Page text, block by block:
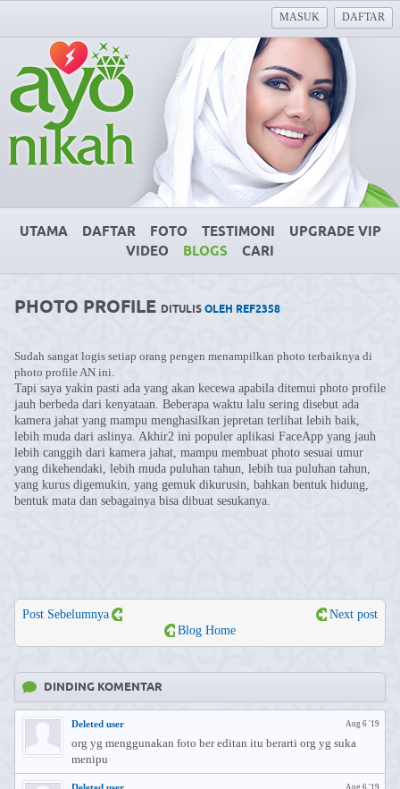
MASUK DAFTAR
UTAMA DAFTAR FOTO TESTIMONI
UPGRADE VIP
VIDEO
BLOGS CARI
PHOTO PROFILE DITULISOLEH REF2358
Sudah sangat logis setiap orang pengen menampilkan photo terbaiknya di
photo profile AN ini.
Tapi saya yakin pasti ada yang akan kecewa apabila ditemui photo profile
jauh berbeda dari kenyataan. Beberapa waktu lalu sering disebut ada
kamera jahat yang mampu menghasilkan jepretan terlihat lebih baik,
lebih muda dari aslinya. Akhir2 ini populer aplikasi FaceApp yang jauh
lebih canggih dari kamera jahat, mampu membuat photo sesuai umur
yang dikehendaki, lebih muda puluhan tahun, lebih tua puluhan tahun,
yang kurus digemukin, yang gemuk dikurusin, bahkan bentuk hidung,
bentuk mata dan sebagainya bisa dibuat sesukanya.
Post Sebelumnya
Next post
Blog Home
DINDING KOMENTAR
Aug 6 '19
Deleted user
org yg menggunakan foto ber editan itu berarti org yg suka
menipu
Aug 6 '19